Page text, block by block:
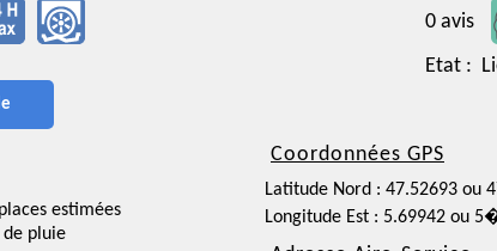
0 avis
Etat :
estimées
de pluie
Coordonnées GPS
Latitude Nord : 47.52693 ou
Longitude Est : 5.69942 ou